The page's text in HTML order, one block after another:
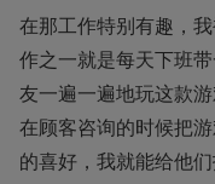
在那工作特别有趣，
作之一就是每天下班
友一遍一遍地玩这款
在顾客咨询的时候把
的喜好，我就能给他